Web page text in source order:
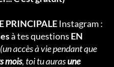
PRINCIPALEInstagram :
à tes questions EN
(un accès à vie pendant que
mois, toi tu aurasune